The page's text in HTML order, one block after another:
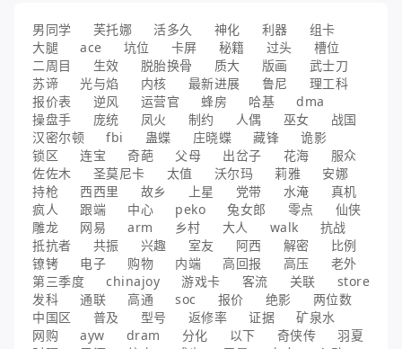
男同学 芙托娜 活多久 神化 利器
组卡
大腿
ace 坑位 卡屏 秘籍 过头
槽位
二周目
生效 脱胎换骨 质大 版画
武士刀
苏谛
光与焰 内核 最新进展 鲁尼
理工科
报价表
逆风 运营官 蜂房 哈基
dma
操盘手
庞统 凤火 制约 人偶 巫女
战国
汉密尔顿
fbi 蛊蝶 庄晓蝶 藏锋
诡影
锁区
连宝 奇葩 父母 出岔子 花海
服众
佐佐木
圣莫尼卡 太值 沃尔玛 莉雅
安娜
持枪
西西里 故乡 上星 党带 水淹
真机
疯人
跟端 中心 peko 兔女郎 零点
仙侠
雕龙
网易 arm 乡村 大人 walk
抗战
抵抗者
共振 兴趣 室友 阿西 解密
比例
镣铐
电子 购物 内端 高回报 高压
老外
第三季度
chinajoy 游戏卡 客流 关联
store
发科
通联 高通 soc 报价 绝影
两位数
中国区
普及 型号 返修率 证据
矿泉水
网购
ayw dram 分化 以下 奇侠传
羽夏